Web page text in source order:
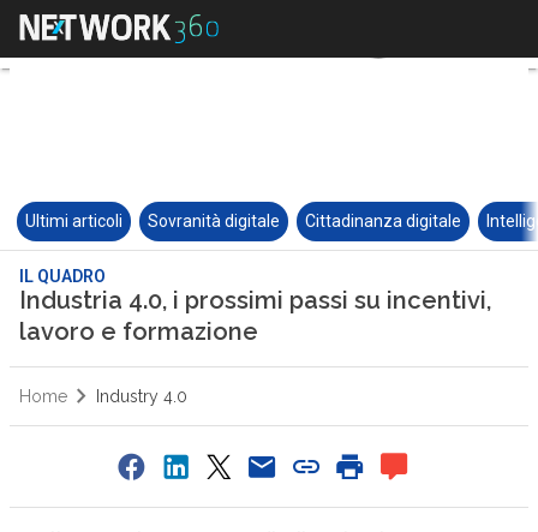
Ultimi articoli Sovranità digitale Cittadinanza digitale
IL QUADRO
Industria 4.0, i prossimi passi su incentivi,
lavoro e formazione
Home Industry 4.0